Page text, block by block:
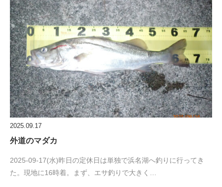
2025.09.17
外道のマダカ
2025-09-17(水)昨日の定休日は単独で浜名湖へ釣りに行ってき
た。現地に16時着。まず、エサ釣りで大きく…